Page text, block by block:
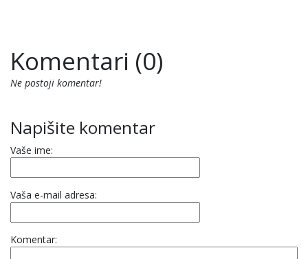
Komentari (0)
Ne postoji komentar!
Napišite komentar
Vaše ime:
Vaša e-mail adresa:
Komentar: